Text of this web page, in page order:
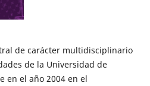
de carácter multidisciplinario
de la Universidad de
en el año 2004 en el